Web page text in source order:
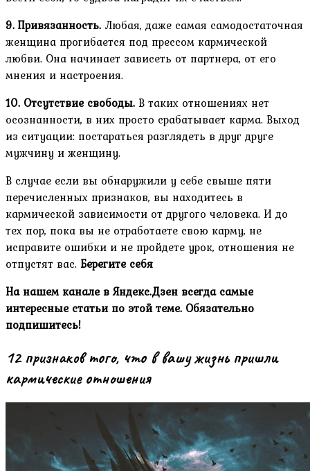
9. Привязанность. Любая, даже самая самодостаточная
женщина прогибается под прессом кармической
любви. Она начинает зависеть от партнера, от его
мнения и настроения.
10. Отсутствие свободы. В таких отношениях нет
осознанности, в них просто срабатывает карма. Выход
из ситуации: постараться разглядеть в друг друге
мужчину и женщину.
В случае если вы обнаружили у себе свыше пяти
перечисленных признаков, вы находитесь в
кармической зависимости от другого человека. И до
тех пор, пока вы не отработаете свою карму, не
исправите ошибки и не пройдете урок, отношения не
отпустят вас. Берегите себя
На нашем канале в Яндекс.Дзен всегда самые
интересные статьи по этой теме. Обязательно
подпишитесь!
12 признаков того, что в вашу жизнь пришли
кармические отношения